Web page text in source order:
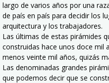
largo de varios años por una
de país en país para decidir los
arquitectura y los trabajadores.
Las últimas de estas pirámides
construidas hace unos doce mil
menos veinte mil años, quizás
Las denominadas grandes
que podemos decir que se